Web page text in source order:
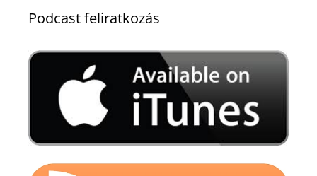
Podcast feliratkozás